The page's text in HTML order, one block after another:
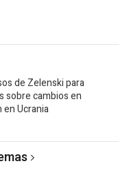
de Zelenski para
sobre cambios en
Ucrania